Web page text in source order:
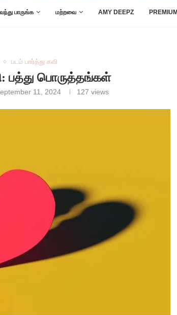
பாருங்க மற்றவை AMY DEEPZ PREMIUM
படம் பார்த்து கவி
பத்து பொருத்தங்கள்
11, 2024 127 views